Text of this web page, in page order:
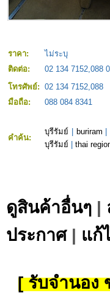
ราคา: ไม่ระบุ
ติดต่อ:
02 134 7152,088
โทรศัพย์: 02 134 7152,088
มือถือ:
088 084 8341
คำค้น:
บุรีรัมย์ buriram |
บุรีรัมย์
thai
ดูสินค้าอื่นๆ |
ประกาศ| แก้
[ รับจำนอง